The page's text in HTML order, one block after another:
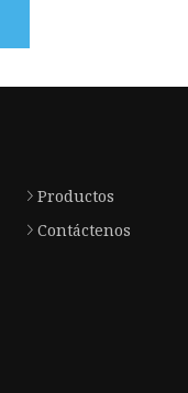
Productos
Contáctenos